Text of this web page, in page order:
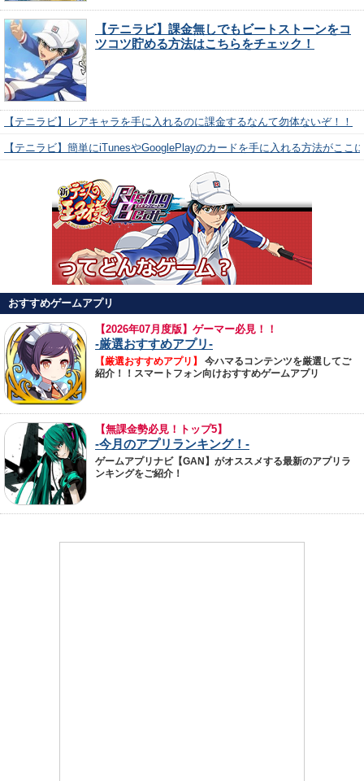
【テニラビ】課金無しでもビートストーンをコ
ツコツ貯める方法はこちらをチェック！
【テニラビ】レアキャラを手に入れるのに課金するなんて勿体ないぞ！！
【テニラビ】簡単にiTunesやGooglePlayのカードを手に入れる方法がここ
おすすめゲームアプリ
【2026年07月度版】ゲーマー必見！！
-厳選おすすめアプリ-
【厳選おすすめアプリ】
今ハマるコンテンツを厳選してご
紹介！！スマートフォン向けおすすめゲームアプリ
【無課金勢必見！トップ5】
-今月のアプリランキング！-
ゲームアプリナビ【GAN】がオススメする最新のアプリラ
ンキングをご紹介！